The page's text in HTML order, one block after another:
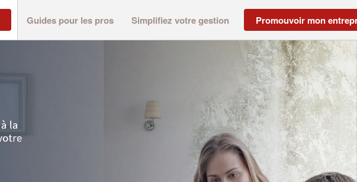
Guides pour les pros Simplifiez votre gestion Promouvoir mon